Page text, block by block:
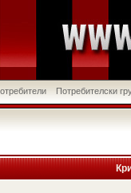
Потребителски